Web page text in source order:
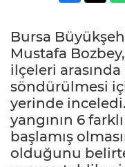
Bursa
Mustafa
ilçeleri
söndürülmesi
yerinde
yangının 6
başlamış
olduğunu